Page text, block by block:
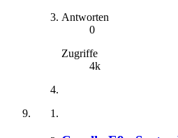
Antworten
0
Zugriffe
4k